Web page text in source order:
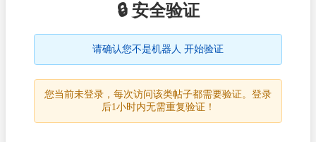
🔒 安全验证
请确认您不是机器人 开始验证
您当前未登录，每次访问该类帖子都需要验证。登录
后1小时内无需重复验证！